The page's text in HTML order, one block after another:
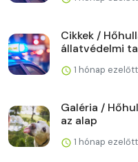
Cikkek /
állatvédelmi
1 hónap ezelőtt
Galéria /
az alap
1 hónap ezelőtt